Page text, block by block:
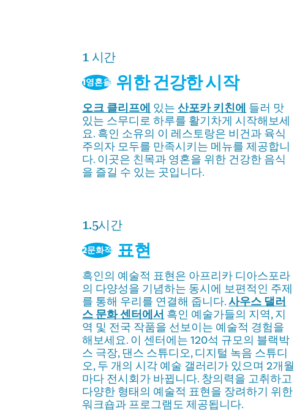
1 시간
1영혼을 위한 건강한 시작
오크 클리프에 있는산포카 키친에 들러 맛
있는 스무디로 하루를 활기차게 시작해보세
요. 흑인 소유의 이 레스토랑은 비건과 육식
주의자 모두를 만족시키는 메뉴를 제공합니
다. 이곳은 친목과 영혼을 위한 건강한 음식
을 즐길 수 있는 곳입니다.
1.5시간
2문화적 표현
흑인의 예술적 표현은 아프리카 디아스포라
의 다양성을 기념하는 동시에 보편적인 주제
를 통해 우리를 연결해 줍니다.사우스 댈러
스 문화 센터에서 흑인 예술가들의 지역, 지
역 및 전국 작품을 선보이는 예술적 경험을
해보세요. 이 센터에는 120석 규모의 블랙박
스 극장, 댄스 스튜디오, 디지털 녹음 스튜디
오, 두 개의 시각 예술 갤러리가 있으며 2개월
마다 전시회가 바뀝니다. 창의력을 고취하고
다양한 형태의 예술적 표현을 장려하기 위한
워크숍과 프로그램도 제공됩니다.